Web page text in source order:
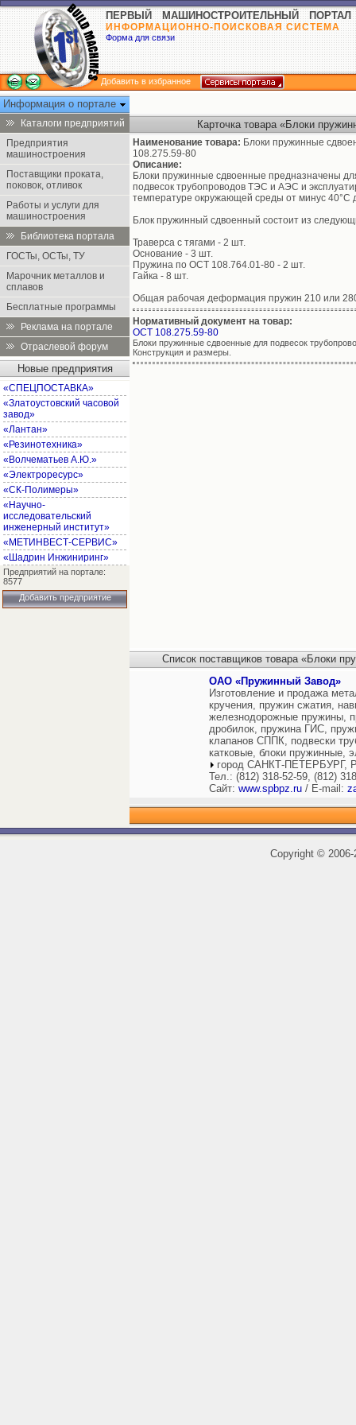
ПЕРВЫЙ МАШИНОСТРОИТЕЛЬНЫЙ ПОРТАЛ
ИНФОРМАЦИОННО-ПОИСКОВАЯ СИСТЕМА
Форма для связи
Добавить в избранное
Информация о портале
Каталоги предприятий
Предприятия
машиностроения
Поставщики проката,
поковок, отливок
Работы и услуги для
машиностроения
Библиотека портала
ГОСТы, ОСТы, ТУ
Марочник металлов и
сплавов
Бесплатные программы
Реклама на портале
Отраслевой форум
Новые предприятия
«СПЕЦПОСТАВКА»
«Златоустовский часовой
завод»
«Лантан»
«Резинотехника»
«Волчематьев А.Ю.»
«Электроресурс»
«СК-Полимеры»
«Научно-
исследовательский
инженерный институт»
«МЕТИНВЕСТ-СЕРВИС»
«Шадрин Инжиниринг»
Предприятий на портале:
8577
Добавить предприятие
Карточка товара «Блоки
Наименование товара: Блоки пружинные
108.275.59-80
Описание:
Блоки пружинные сдвоенные предназначены
подвесок трубопроводов ТЭС и АЭС и
температуре окружающей среды от минус 40°С
Блок пружинный сдвоенный состоит из
Траверса с тягами - 2 шт.
Основание - 3 шт.
Пружина по ОСТ 108.764.01-80 - 2 шт.
Гайка - 8 шт.
Общая рабочая деформация пружин 210 или
Нормативный документ на товар:
ОСТ 108.275.59-80
Блоки пружинные сдвоенные для подвесок
Конструкция и размеры.
Список поставщиков товара «Блоки
ОАО «Пружинный Завод»
Изготовление и продажа
кручения, пружин сжатия,
железнодорожные пружины,
дробилок, пружина ГИС,
клапанов СППК, подвески
катковые, блоки пружинные,
город САНКТ-ПЕТЕРБУРГ,
Тел.: (812) 318-52-59, (812)
Сайт: www.spbpz.ru / E-mail:
Copyright ©